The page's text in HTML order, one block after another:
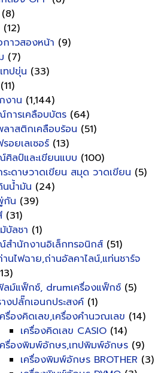
(8)
(12)
กาวสองหน้า (9)
(7)
ทปขุ่น (33)
(11)
งาน (1,144)
ารเคลือบบัตร (64)
าสติกเคลือบร้อน (51)
อยเลเซอร์ (13)
ลป์และเขียนแบบ (100)
ระดาษวาดเขียน สมุด วาดเขียน (5)
นน้ำมัน (24)
กัน (39)
(31)
บัลชา (1)
ำนักงานอิเล็กทรอนิกส์ (51)
านไฟฉาย,ถ่านอัลคาไลน์,แท่นชาร์จ
ม์แฟ็กซ์, drumเครื่องแฟ็กซ์ (5)
างปลั๊กเอนกประสงค์ (1)
ครื่องคิดเลข,เครื่องคำนวณเลข (14)
เครื่องคิดเลข CASIO (14)
ครื่องพิมพ์อักษร,เทปพิมพ์อักษร (9)
เครื่องพิมพ์อักษร BROTHER (3)